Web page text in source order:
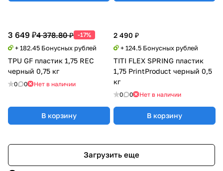
3 649 ₽4 378.80 ₽ -17%
+ 182.45 Бонусных рублей
TPU GF пластик 1,75 REC
черный 0,75 кг
0 0 Нет в наличии
В корзину
2 490 ₽
+ 124.5 Бонусных рублей
TITI FLEX SPRING пластик
1,75 PrintProduct черный 0,5
кг
0 0 Нет в наличии
В корзину
Загрузить еще